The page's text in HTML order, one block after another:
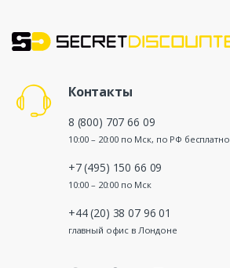
Контакты
8 (800) 707 66 09
10:00 – 20:00 по Мск, по РФ бесплатно
+7 (495) 150 66 09
10:00 – 20:00 по Мск
+44 (20) 38 07 96 01
главный офис в Лондоне